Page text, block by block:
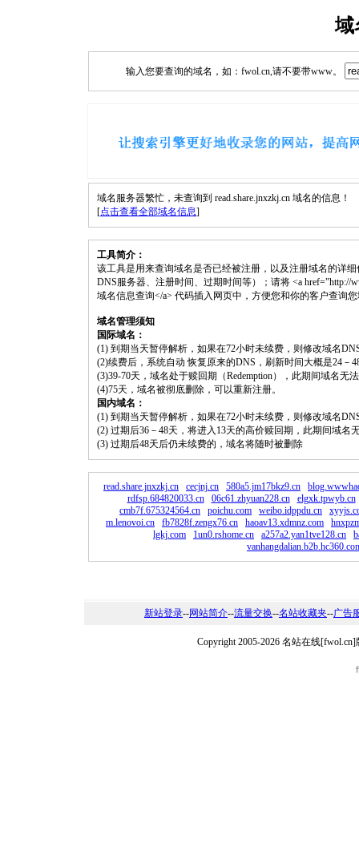
域
输入您要查询的域名，如：fwol.cn,请不要带www。
域名服务器繁忙，未查询到 read.share.jnxzkj.cn 域名的信息！
[点击查看全部域名信息]
工具简介：
该工具是用来查询域名是否已经被注册，以及注册域名的详
DNS服务器、注册时间、过期时间等）；请将 <a href="http://
域名信息查询</a> 代码插入网页中，方便您和你的客户查询
域名管理须知
国际域名：
(1) 到期当天暂停解析，如果在72小时未续费，则修改域名
(2)续费后，系统自动 恢复原来的DNS，刷新时间大概是24－
(3)39-70天，域名处于赎回期（Redemption），此期间域名无
(4)75天，域名被彻底删除，可以重新注册。
国内域名：
(1) 到期当天暂停解析，如果在72小时未续费，则修改域名
(2) 过期后36－48天，将进入13天的高价赎回期，此期间域名
(3) 过期后48天后仍未续费的，域名将随时被删除
read.share.jnxzkj.cn cecjnj.cn 580a5.jm17bkz9.cn
rdfsp.684820033.cn
06c61.zhyuan228.cn
elgxk.tpwyb.cn
cmb7f.675324564.cn
poichu.com weibo.idppdu.cn
m.lenovoi.cn
fb7828f.zengx76.cn haoav13.xdmnz.com
lgkj.com
1un0.rshome.cn a257a2.yan1tve128.cn
新站登录--网站简介--流量交换--名站收藏夹--广告
Copyright 2005-2026 名站在线